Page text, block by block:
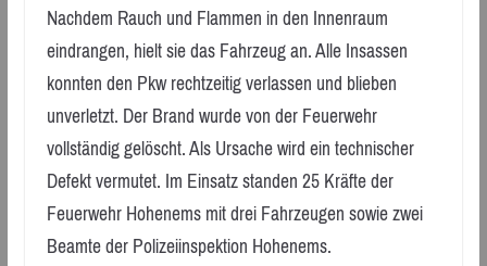
Nachdem Rauch und Flammen in den Innenraum
eindrangen, hielt sie das Fahrzeug an. Alle Insassen
konnten den Pkw rechtzeitig verlassen und blieben
unverletzt. Der Brand wurde von der Feuerwehr
vollständig gelöscht. Als Ursache wird ein technischer
Defekt vermutet. Im Einsatz standen 25 Kräfte der
Feuerwehr Hohenems mit drei Fahrzeugen sowie zwei
Beamte der Polizeiinspektion Hohenems.